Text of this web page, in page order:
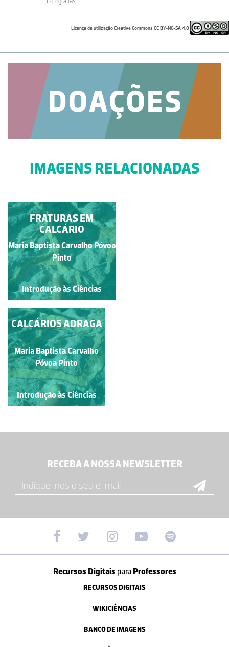
Licença de utilização Creative Commons CC BY-NC-SA 4.0
IMAGENS RELACIONADAS
EROSÃO PELO MAR
Maria Baptista Carvalho
Póvoa Pinto
Introdução às Ciências
FRATURAS EM
CALCÁRIO
Maria Baptista Carvalho Póvoa
Pinto
Introdução às Ciências
CALCÁRIOS ADRAGA
Maria Baptista Carvalho
Póvoa Pinto
Introdução às Ciências
RECEBA A NOSSA NEWSLETTER
Recursos Digitais paraProfessores
RECURSOS DIGITAIS
WIKICIÊNCIAS
BANCO DE IMAGENS